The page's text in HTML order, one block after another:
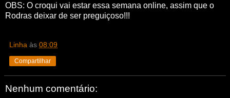
OBS: O croqui vai estar essa semana online, assim que o
Rodras deixar de ser preguiçoso!!!
Linha às 08:09
Compartilhar
Nenhum comentário: